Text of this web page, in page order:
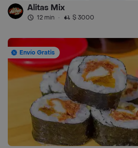
Alitas Mix
12 min · $ 3000
Envío Gratis